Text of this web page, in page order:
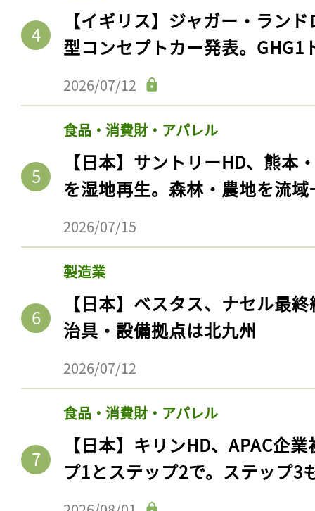
【イギリス】ジャガー・ラン
型コンセプトカー発表。GHG1
2026/07/12
食品・消費財・アパレル
【日本】サントリーHD、熊本
を湿地再生。森林・農地を流
2026/07/15
製造業
【日本】ベスタス、ナセル最
治具・設備拠点は北九州
2026/07/12
食品・消費財・アパレル
【日本】キリンHD、APAC企
プ1とステップ2で。ステップ3